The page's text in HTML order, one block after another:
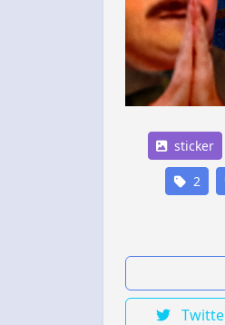
sticker
2